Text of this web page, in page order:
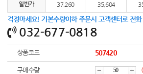
일반가 37,260 35,604
걱정마세요! 기본수량이하 주문시 고객센터로 전
032-677-0818
상품코드 507420
구매수량